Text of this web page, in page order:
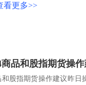
看更多>>
品和股指期货操
和股指期货操作建议昨日